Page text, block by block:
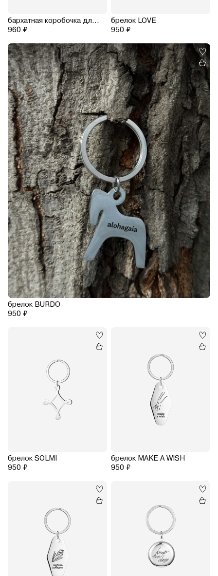
бархатная коробочка для кольца
960 ₽
брелок LOVE
950 ₽
брелок BURDO
950 ₽
брелок SOLMI
950 ₽
брелок MAKE A WISH
950 ₽